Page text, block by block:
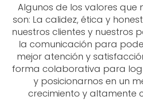
Algunos de los valores que
son: La calidez, ética y
nuestros clientes y nuestros
la comunicación para
mejor atención y
forma colaborativa para
y posicionarnos en un
crecimiento y altamente